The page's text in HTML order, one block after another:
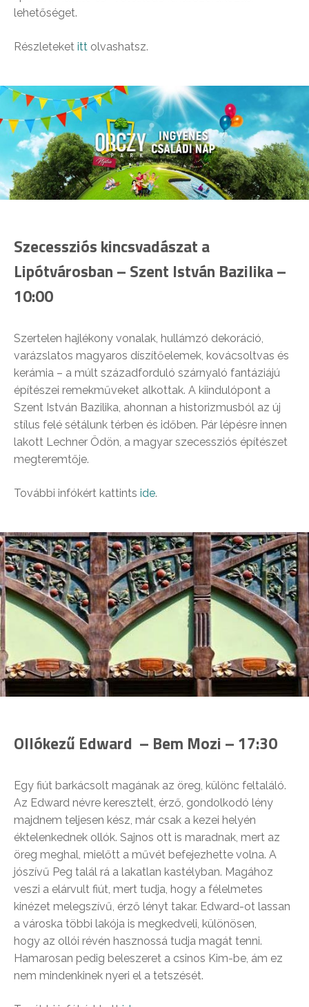
lehetőséget.
Részleteket itt olvashatsz.
Szecessziós kincsvadászat a
Lipótvárosban – Szent István Bazilika –
10:00
Szertelen hajlékony vonalak, hullámzó dekoráció,
varázslatos magyaros díszítőelemek, kovácsoltvas és
kerámia – a múlt századforduló szárnyaló fantáziájú
építészei remekműveket alkottak. A kiindulópont a
Szent István Bazilika, ahonnan a historizmusból az új
stílus felé sétálunk térben és időben. Pár lépésre innen
lakott Lechner Ödön, a magyar szecessziós építészet
megteremtője.
További infókért kattints ide.
Ollókezű Edward – Bem Mozi – 17:30
Egy fiút barkácsolt magának az öreg, különc feltaláló.
Az Edward névre keresztelt, érző, gondolkodó lény
majdnem teljesen kész, már csak a kezei helyén
éktelenkednek ollók. Sajnos ott is maradnak, mert az
öreg meghal, mielőtt a művét befejezhette volna. A
jószívű Peg talál rá a lakatlan kastélyban. Magához
veszi a elárvult fiút, mert tudja, hogy a félelmetes
kinézet melegszívű, érző lényt takar. Edward-ot lassan
a városka többi lakója is megkedveli, különösen,
hogy az ollói révén hasznossá tudja magát tenni.
Hamarosan pedig beleszeret a csinos Kim-be, ám ez
nem mindenkinek nyeri el a tetszését.